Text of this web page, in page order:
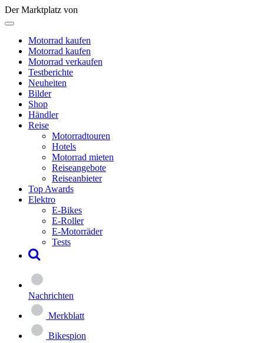
Der Marktplatz von
Motorrad kaufen
Motorrad kaufen
Motorrad verkaufen
Testberichte
Neuheiten
Bilder
Shop
Händler
Reise
Motorradtouren
Hotels
Motorrad mieten
Reiseangebote
Reiseanbieter
Top Awards
Elektro
E-Bikes
E-Roller
E-Motorräder
Tests
Nachrichten
Merkblatt
Bikespion